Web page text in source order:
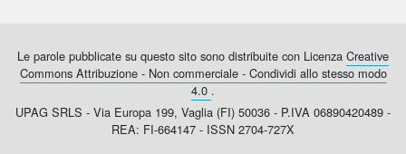
verbo ted. ‘eichen’, che significa:
-controllare/verificare che pesi/misure siano uguali
(‘das Eichamt’ è l'ufficio pubblico di controllo e verifica
di bilance, strumenti, pesi/misure, ecc.),
-calibrare, tarare, parole che invece l'it., dimenticando
Le parole pubblicate su questo sito sono distribuite con Licenza Creative
Commons Attribuzione - Non commerciale - Condividi allo stesso modo
4.0 .
UPAG SRLS - Via Europa 199, Vaglia (FI) 50036 - P.IVA 06890420489 -
REA: FI-664147 - ISSN 2704-727X